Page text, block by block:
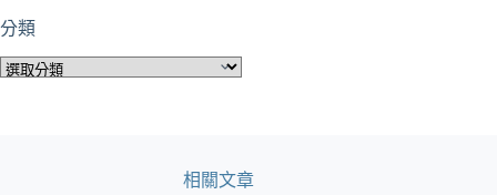
分類
分
相關文章